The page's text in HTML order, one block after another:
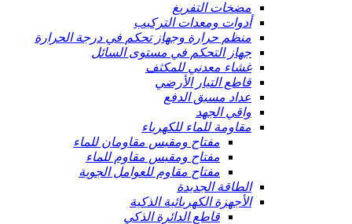
مضخات التفريغ
أدوات ومعدات التركيب
منظم حرارة وجهاز تحكم في درجة الحرارة
جهاز التحكم في مستوى السائل
غشاء معدني للمكثف
قاطع التيار الأرضي
عداد مسبق الدفع
واقي الجهد
مقاومة للماء للكهرباء
مفتاح ومقبس مقاومان للماء
مفتاح ومقبس مقاوم للماء
مفتاح مقاوم للعوامل الجوية
الطاقة الجديدة
الأجهزة الكهربائية الذكية
قاطع الدائرة الذكي